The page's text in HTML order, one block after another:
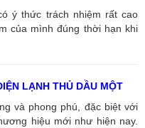
ý thức trách nhiệm rất cao
của mình đúng thời hạn khi
LẠNH THỦ DẦU MỘT
và phong phú, đặc biệt với
hiệu mới như hiện nay.